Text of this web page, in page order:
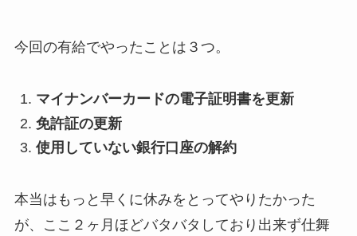
今回の有給でやったことは３つ。
マイナンバーカードの電子証明書を更新
免許証の更新
使用していない銀行口座の解約
本当はもっと早くに休みをとってやりたかった
が、ここ２ヶ月ほどバタバタしており出来ず仕舞